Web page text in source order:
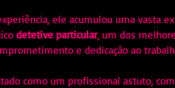
ele acumulou uma vasta
detetive particular, um dos
e dedicação ao
como um profissional astuto,